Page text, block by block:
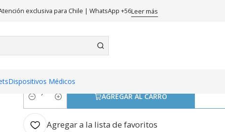
Dispositivos Médicos
exclusiva para Chile | WhatsApp +56Leer más
corporal hipoalergénica 100 g.
Bagóvit A Crema corporal
Cantidad
AGREGAR AL CARRO
Agregar a la lista de favoritos